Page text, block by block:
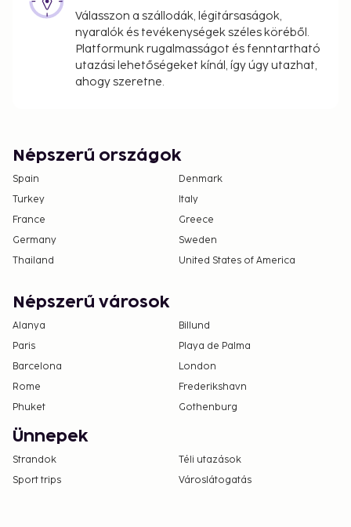
Válasszon a szállodák, légitársaságok,
nyaralók és tevékenységek széles köréből.
Platformunk rugalmasságot és fenntartható
utazási lehetőségeket kínál, így úgy utazhat,
ahogy szeretne.
Népszerű országok
Spain
Denmark
Turkey
Italy
France
Greece
Germany
Sweden
Thailand
United States of America
Népszerű városok
Alanya
Billund
Paris
Playa de Palma
Barcelona
London
Rome
Frederikshavn
Phuket
Gothenburg
Ünnepek
Strandok
Téli utazások
Sport trips
Városlátogatás